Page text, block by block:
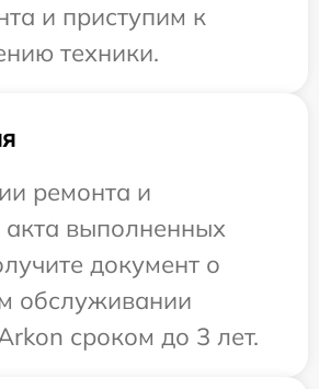
и приступим к
техники.
ремонта и
акта выполненных
документ о
обслуживании
сроком до 3 лет.